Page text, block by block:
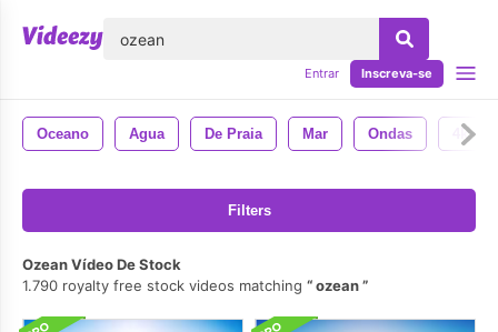
Entrar Inscreva-se
Oceano Agua De Praia Mar Ondas 4k
Filters
Ozean Vídeo De Stock
1.790 royalty free stock videos matching
ozean